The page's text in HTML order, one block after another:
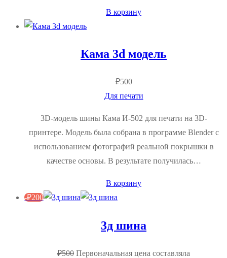
В корзину
Кама 3d модель
₽500
Для печати
3D-модель шины Кама И-502 для печати на 3D-
принтере. Модель была собрана в программе Blender с
использованием фотографий реальной покрышки в
качестве основы. В результате получилась…
В корзину
-₽200
3д шина
₽500 Первоначальная цена составляла